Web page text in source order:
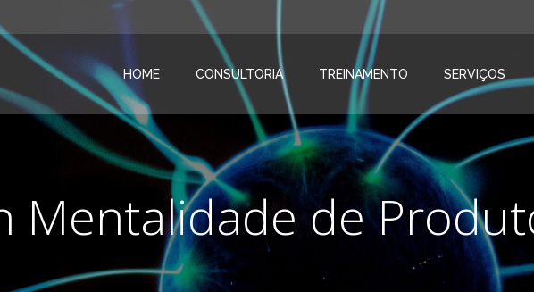
HOME CONSULTORIA TREINAMENTO SERVIÇOS
Mentalidade de